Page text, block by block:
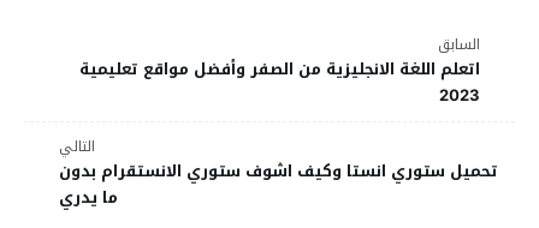
السابق
اتعلم اللغة الانجليزية من الصفر وأفضل مواقع تعليمية
2023
التالي
تحميل ستوري انستا وكيف اشوف ستوري الانستقرام بدون
ما يدري